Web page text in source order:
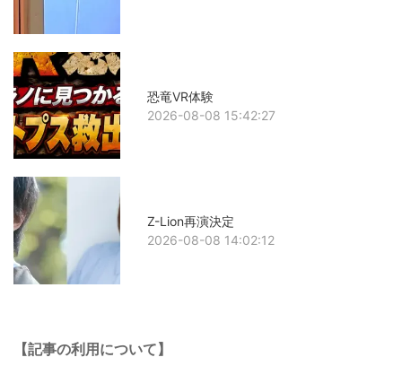
恐竜VR体験
2026-08-08 15:42:27
Z-Lion再演決定
2026-08-08 14:02:12
【記事の利用について】